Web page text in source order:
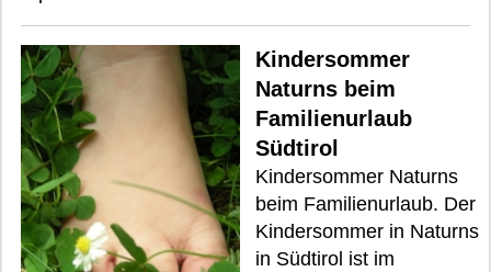
Kindersommer
Naturns beim
Familienurlaub
Südtirol
Kindersommer Naturns
beim Familienurlaub. Der
Kindersommer in Naturns
in Südtirol ist im